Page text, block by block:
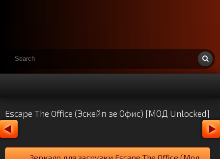
Escape The Office (Эскейп зе Офис) [МОД Unlocked]